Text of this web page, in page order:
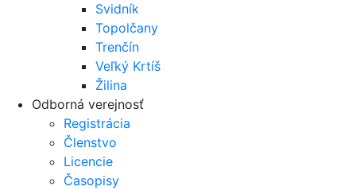
Svidník
Topolčany
Trenčín
Veľký Krtíš
Žilina
Odborná verejnosť
Registrácia
Členstvo
Licencie
Časopisy